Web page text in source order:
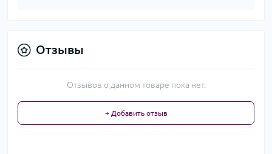
Отзывы
Отзывов о данном товаре пока нет.
+ Добавить отзыв